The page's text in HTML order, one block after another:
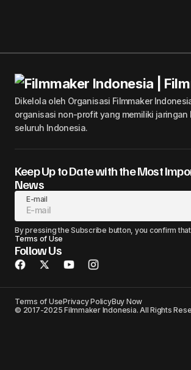
Dikelola oleh Organisasi Filmmaker
organisasi non-profit yang memiliki jaringan
seluruh Indonesia.
Keep Up to Date with the Most
News
E-mail
By pressing the Subscribe button, you confirm
Terms of Use
Follow Us
Terms of UsePrivacy PolicyBuy Now
© 2017-2025 Filmmaker Indonesia. All Rights